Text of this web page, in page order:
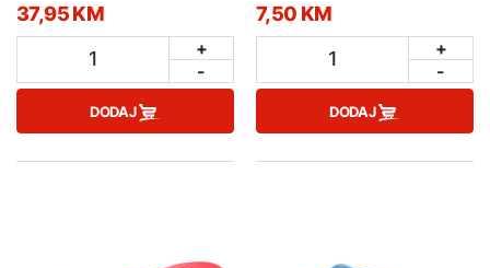
37,95 KM
1
+
-
DODAJ
7,50 KM
1
+
-
DODAJ